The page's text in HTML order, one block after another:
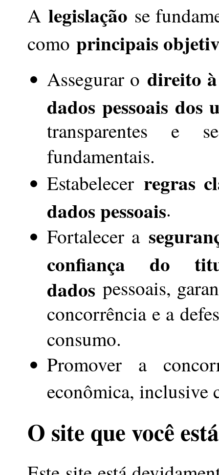
A legislação se
como principais
Assegurar o direito
dados pessoais dos
transparentes e
fundamentais.
Estabelecer regras
dados pessoais.
Fortalecer a
confiança do
dados pessoais,
concorrência e a
consumo.
Promover a
econômica, inclusive
O site que você